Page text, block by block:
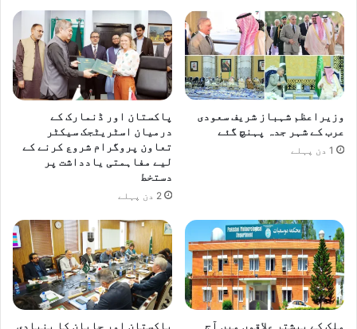
وزیراعظم شہباز شریف سعودی
عرب کے شہر جدہ پہنچ گئے
1 دن پہلے
پاکستان اور ڈنمارک کے
درمیان اسٹریٹجک سیکٹر
تعاون پروگرام شروع کرنے کے
لیے مفاہمتی یادداشت پر
دستخط
2 دن پہلے
ملک کے بیشتر علاقوں میں آج پاکستان اور جاپان کا بنیادی